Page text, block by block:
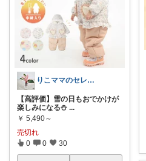
りこママのセレクトROOM
【高評価】雪の日もおでかけが
楽しみになる⛄ ...
￥ 5,490～
売切れ
0 0 30